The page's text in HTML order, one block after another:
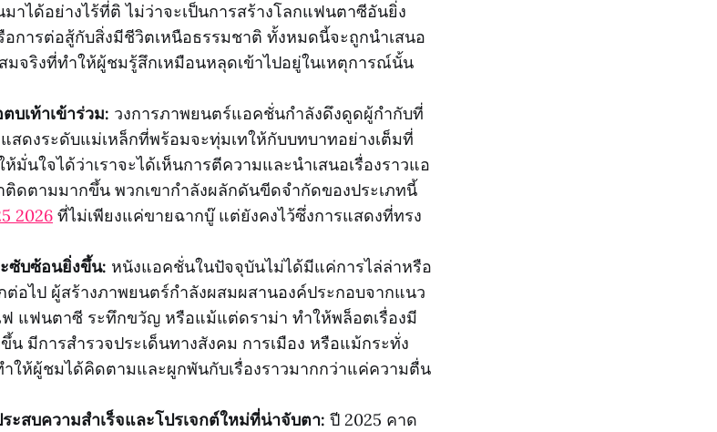
าได้อย่างไร้ที่ติ ไม่ว่าจะเป็นการสร้างโลกแฟนตาซีอันยิ่ง
การต่อสู้กับสิ่งมีชีวิตเหนือธรรมชาติ ทั้งหมดนี้จะถูกนำเสนอ
มจริงที่ทำให้ผู้ชมรู้สึกเหมือนหลุดเข้าไปอยู่ในเหตุการณ์นั้น
บเท้าเข้าร่วม: วงการภาพยนตร์แอคชั่นกำลังดึงดูดผู้กำกับที่
ดงระดับแม่เหล็กที่พร้อมจะทุ่มเทให้กับบทบาทอย่างเต็มที่
มั่นใจได้ว่าเราจะได้เห็นการตีความและนำเสนอเรื่องราวแอ
ดตามมากขึ้น พวกเขากำลังผลักดันขีดจำกัดของประเภทนี้
2026 ที่ไม่เพียงแค่ขายฉากบู๊ แต่ยังคงไว้ซึ่งการแสดงที่ทรง
ซับซ้อนยิ่งขึ้น: หนังแอคชั่นในปัจจุบันไม่ได้มีแค่การไล่ล่าหรือ
ต่อไป ผู้สร้างภาพยนตร์กำลังผสมผสานองค์ประกอบจากแนว
ฟ แฟนตาซี ระทึกขวัญ หรือแม้แต่ดราม่า ทำให้พล็อตเรื่องมี
มีการสำรวจประเด็นทางสังคม การเมือง หรือแม้กระทั่ง
ให้ผู้ชมได้คิดตามและผูกพันกับเรื่องราวมากกว่าแค่ความตื่น
สบความสำเร็จและโปรเจกต์ใหม่ที่น่าจับตา: ปี 2025 คาด